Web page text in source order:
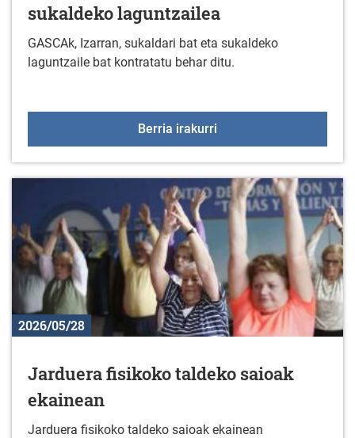
sukaldeko laguntzailea
GASCAk, Izarran, sukaldari bat eta sukaldeko
laguntzaile bat kontratatu behar ditu.
Berria irakurri
2026/05/28
Jarduera fisikoko taldeko saioak
ekainean
Jarduera fisikoko taldeko saioak ekainean